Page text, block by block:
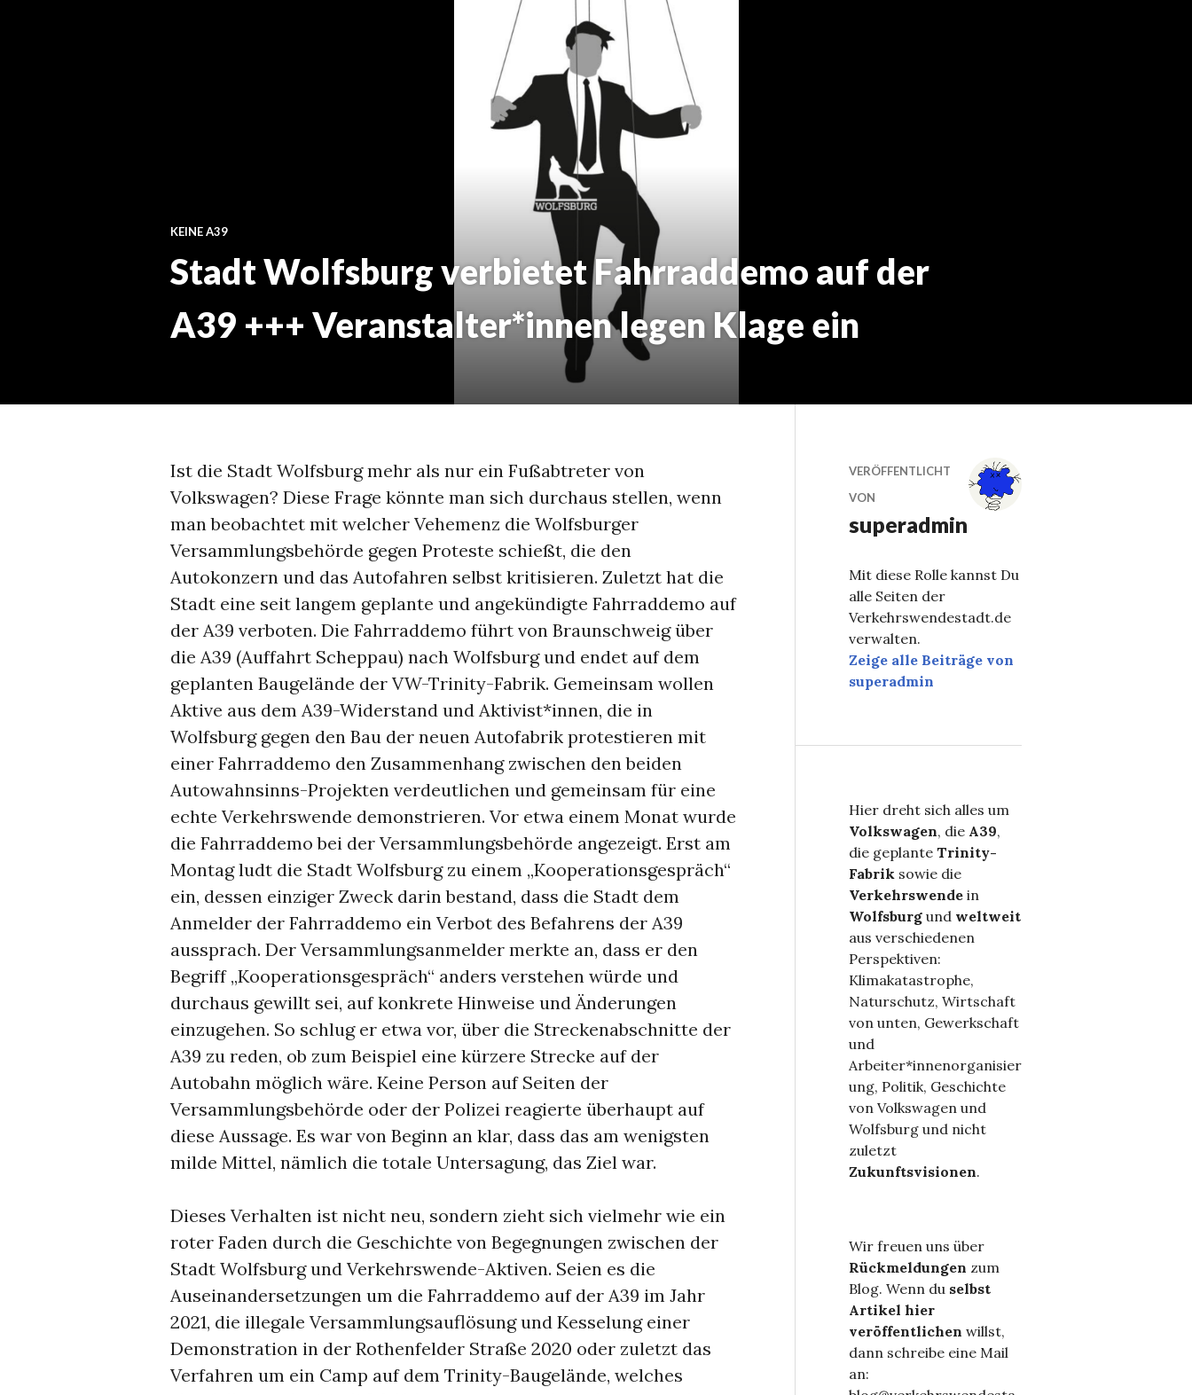
KEINE A39
Stadt Wolfsburg verbietet Fahrraddemo auf der
A39 +++ Veranstalter*innen legen Klage ein
Ist die Stadt Wolfsburg mehr als nur ein Fußabtreter von
Volkswagen? Diese Frage könnte man sich durchaus stellen, wenn
man beobachtet mit welcher Vehemenz die Wolfsburger
Versammlungsbehörde gegen Proteste schießt, die den
Autokonzern und das Autofahren selbst kritisieren. Zuletzt hat die
Stadt eine seit langem geplante und angekündigte Fahrraddemo auf
der A39 verboten. Die Fahrraddemo führt von Braunschweig über
die A39 (Auffahrt Scheppau) nach Wolfsburg und endet auf dem
geplanten Baugelände der VW-Trinity-Fabrik. Gemeinsam wollen
Aktive aus dem A39-Widerstand und Aktivist*innen, die in
Wolfsburg gegen den Bau der neuen Autofabrik protestieren mit
einer Fahrraddemo den Zusammenhang zwischen den beiden
Autowahnsinns-Projekten verdeutlichen und gemeinsam für eine
echte Verkehrswende demonstrieren. Vor etwa einem Monat wurde
die Fahrraddemo bei der Versammlungsbehörde angezeigt. Erst am
Montag ludt die Stadt Wolfsburg zu einem „Kooperationsgespräch“
ein, dessen einziger Zweck darin bestand, dass die Stadt dem
Anmelder der Fahrraddemo ein Verbot des Befahrens der A39
aussprach. Der Versammlungsanmelder merkte an, dass er den
Begriff „Kooperationsgespräch“ anders verstehen würde und
durchaus gewillt sei, auf konkrete Hinweise und Änderungen
einzugehen. So schlug er etwa vor, über die Streckenabschnitte der
A39 zu reden, ob zum Beispiel eine kürzere Strecke auf der
Autobahn möglich wäre. Keine Person auf Seiten der
Versammlungsbehörde oder der Polizei reagierte überhaupt auf
diese Aussage. Es war von Beginn an klar, dass das am wenigsten
milde Mittel, nämlich die totale Untersagung, das Ziel war.
Dieses Verhalten ist nicht neu, sondern zieht sich vielmehr wie ein
roter Faden durch die Geschichte von Begegnungen zwischen der
Stadt Wolfsburg und Verkehrswende-Aktiven. Seien es die
Auseinandersetzungen um die Fahrraddemo auf der A39 im Jahr
2021, die illegale Versammlungsauflösung und Kesselung einer
Demonstration in der Rothenfelder Straße 2020 oder zuletzt das
Verfahren um ein Camp auf dem Trinity-Baugelände, welches
VERÖFFENTLICHT
VON
superadmin
Mit diese Rolle kannst Du
alle Seiten der
Verkehrswendestadt.de
verwalten.
Zeige alle Beiträge von
superadmin
Hier dreht sich alles um
Volkswagen, die A39,
die geplante Trinity-
Fabrik sowie die
Verkehrswende in
Wolfsburg und weltweit
aus verschiedenen
Perspektiven:
Klimakatastrophe,
Naturschutz, Wirtschaft
von unten, Gewerkschaft
und
Arbeiter*innenorganisier
ung, Politik, Geschichte
von Volkswagen und
Wolfsburg und nicht
zuletzt
Zukunftsvisionen.
Wir freuen uns über
Rückmeldungen zum
Blog. Wenn du selbst
Artikel hier
veröffentlichen willst,
dann schreibe eine Mail
an: